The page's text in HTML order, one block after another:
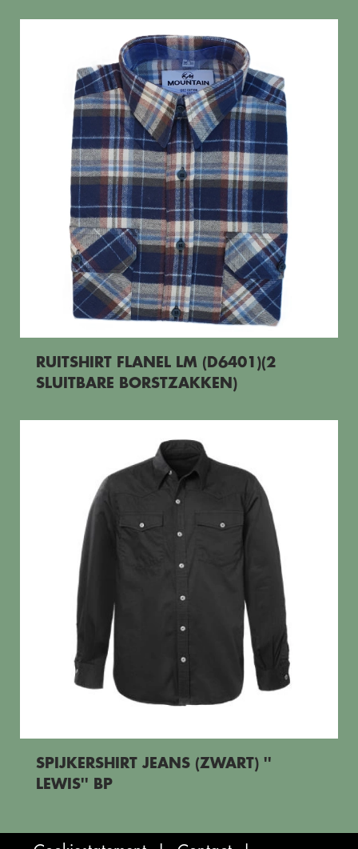
RUITSHIRT FLANEL LM (D6401)(2
SLUITBARE BORSTZAKKEN)
SPIJKERSHIRT JEANS (ZWART) ''
LEWIS'' BP